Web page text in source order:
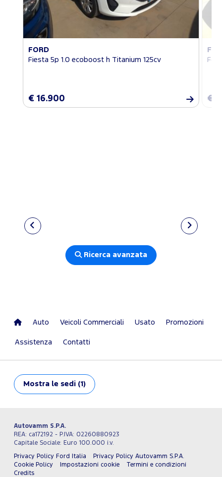
FORD
Fiesta 5p 1.0 ecoboost h Titanium 125cv
€ 16.900 €
Ricerca avanzata
Auto Veicoli Commerciali Usato Promozioni
Assistenza Contatti
Mostra le sedi (1)
Autovamm S.P.A.
REA: ca172192 - P.IVA: 02260880923
Capitale Sociale: Euro 100.000 i.v.
Privacy Policy Ford Italia
Privacy Policy Autovamm S.P.A.
Cookie Policy
Impostazioni cookie
Termini e condizioni
Credits